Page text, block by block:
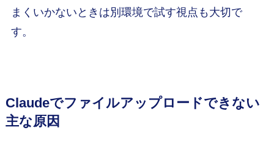
まくいかないときは別環境で試す視点も大切で
す。
Claudeでファイルアップロードできない
主な原因